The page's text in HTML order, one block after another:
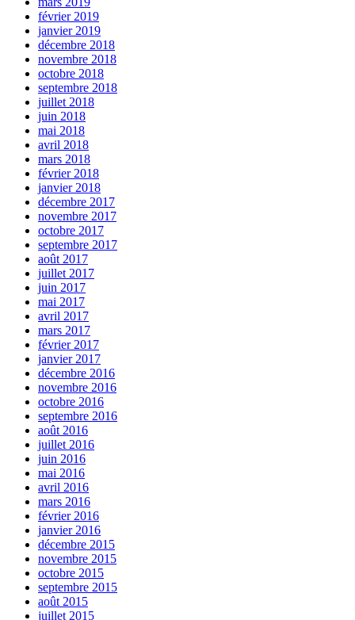
février 2019
janvier 2019
décembre 2018
novembre 2018
octobre 2018
septembre 2018
juillet 2018
juin 2018
mai 2018
avril 2018
mars 2018
février 2018
janvier 2018
décembre 2017
novembre 2017
octobre 2017
septembre 2017
août 2017
juillet 2017
juin 2017
mai 2017
avril 2017
mars 2017
février 2017
janvier 2017
décembre 2016
novembre 2016
octobre 2016
septembre 2016
août 2016
juillet 2016
juin 2016
mai 2016
avril 2016
mars 2016
février 2016
janvier 2016
décembre 2015
novembre 2015
octobre 2015
septembre 2015
août 2015
juillet 2015